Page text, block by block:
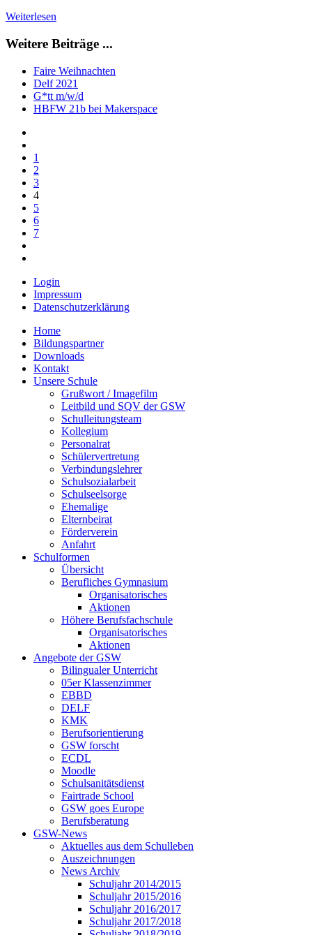
Weiterlesen
Weitere Beiträge ...
Faire Weihnachten
Delf 2021
G*tt m/w/d
HBFW 21b bei Makerspace
1
2
3
4
5
6
7
Login
Impressum
Datenschutzerklärung
Home
Bildungspartner
Downloads
Kontakt
Unsere Schule
Grußwort / Imagefilm
Leitbild und SQV der GSW
Schulleitungsteam
Kollegium
Personalrat
Schülervertretung
Verbindungslehrer
Schulsozialarbeit
Schulseelsorge
Ehemalige
Elternbeirat
Förderverein
Anfahrt
Schulformen
Übersicht
Berufliches Gymnasium
Organisatorisches
Aktionen
Höhere Berufsfachschule
Organisatorisches
Aktionen
Angebote der GSW
Bilingualer Unterricht
05er Klassenzimmer
EBBD
DELF
KMK
Berufsorientierung
GSW forscht
ECDL
Moodle
Schulsanitätsdienst
Fairtrade School
GSW goes Europe
Berufsberatung
GSW-News
Aktuelles aus dem Schulleben
Auszeichnungen
News Archiv
Schuljahr 2014/2015
Schuljahr 2015/2016
Schuljahr 2016/2017
Schuljahr 2017/2018